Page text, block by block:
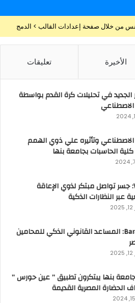
الأخيرة تعليقات
الجديد في تحليلات كرة القدم بواسطة
الاصطناعي
الاصطناعي وتأثيره علي ذوي الهمم
الحاسبات بجامعة بنها
VoiSee: جسر تواصل مبتكر لذوي الإعاقة
عبر النظارات الذكية
BaraLegal: المساعد القانوني الذكي للمحامين
بنها يبتكرون تطبيق ” عين حورس ”
الحضارة المصرية القديمة